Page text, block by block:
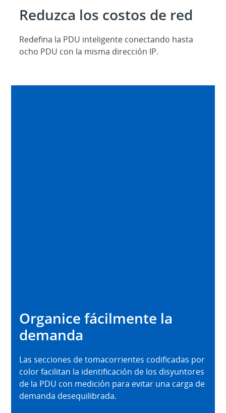
Reduzca los costos de red
Redefina la PDU inteligente conectando hasta
ocho PDU con la misma dirección IP.
Organice fácilmente la
demanda
Las secciones de tomacorrientes codificadas por
color facilitan la identificación de los disyuntores
de la PDU con medición para evitar una carga de
demanda desequilibrada.